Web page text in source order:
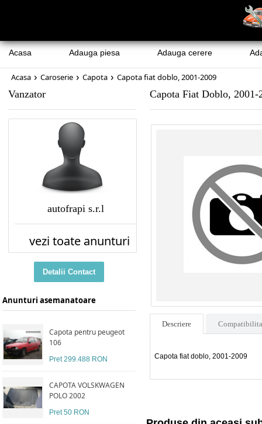
Acasa Adauga piesa Adauga cerere
Acasa › Caroserie › Capota › Capota fiat doblo, 2001-2009
Vanzator
autofrapi s.r.l
vezi toate anunturi
Detalii Contact
Anunturi asemanatoare
Capota pentru peugeot
106
Pret 299.488 RON
CAPOTA VOLSKWAGEN
POLO 2002
Pret 50 RON
Capota Fiat Doblo, 2001-
Descriere
Capota fiat doblo, 2001-2009